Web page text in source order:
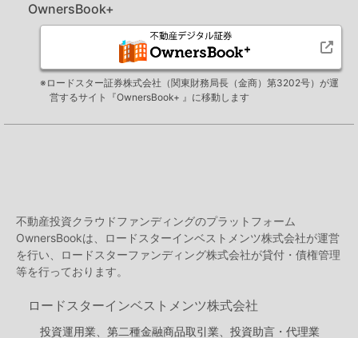
OwnersBook+
※ロードスター証券株式会社（関東財務局長（金商）第3202号）が運
営するサイト『OwnersBook+ 』に移動します
不動産投資クラウドファンディングのプラットフォーム
OwnersBookは、ロードスターインベストメンツ株式会社が運営
を行い、ロードスターファンディング株式会社が貸付・債権管理
等を行っております。
ロードスターインベストメンツ株式会社
投資運用業、第二種金融商品取引業、投資助言・代理業